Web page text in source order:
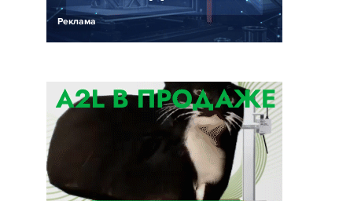
Реклама